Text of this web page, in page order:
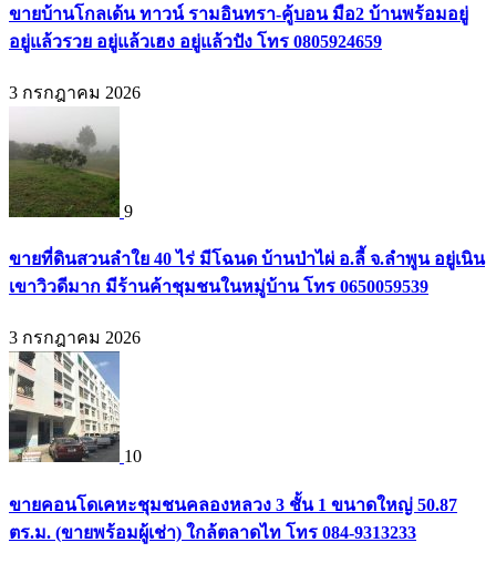
ขายบ้านโกลเด้น ทาวน์ รามอินทรา-คู้บอน มือ2 บ้านพร้อมอยู่
อยู่แล้วรวย อยู่แล้วเฮง อยู่แล้วปัง โทร 0805924659
3 กรกฎาคม 2026
9
ขายที่ดินสวนลำใย 40 ไร่ มีโฉนด บ้านป่าไผ่ อ.ลี้ จ.ลำพูน อยู่เนิน
เขาวิวดีมาก มีร้านค้าชุมชนในหมู่บ้าน โทร 0650059539
3 กรกฎาคม 2026
10
ขายคอนโดเคหะชุมชนคลองหลวง 3 ชั้น 1 ขนาดใหญ่ 50.87
ตร.ม. (ขายพร้อมผู้เช่า) ใกล้ตลาดไท โทร 084-9313233